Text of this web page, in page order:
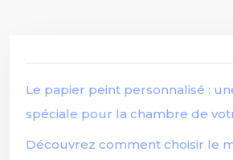
Le papier peint personnalisé :
spéciale pour la chambre de
Découvrez comment choisir le